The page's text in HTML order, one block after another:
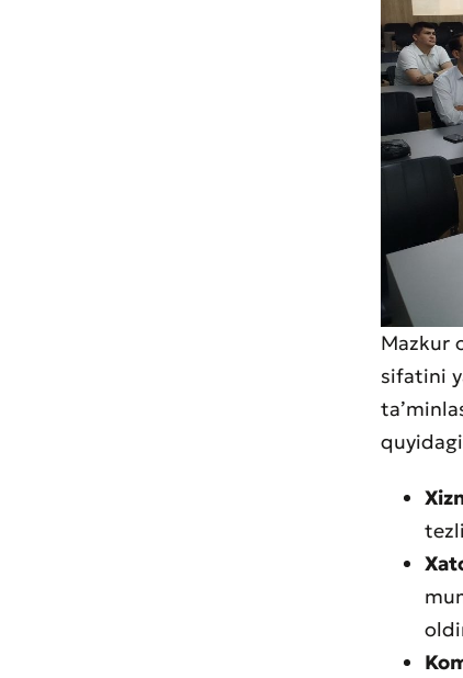
Mazkur
sifatini